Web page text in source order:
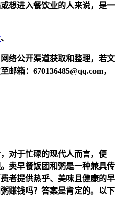
想进入餐饮业的人来说，是一
、
络公开渠道获取和整理，若文
箱：670136485@qq.com，
对于忙碌的现代人而言，便
卖早餐饭团和粥是一种兼具传
者提供热乎、美味且健康的早
赚钱吗？答案是肯定的。以下